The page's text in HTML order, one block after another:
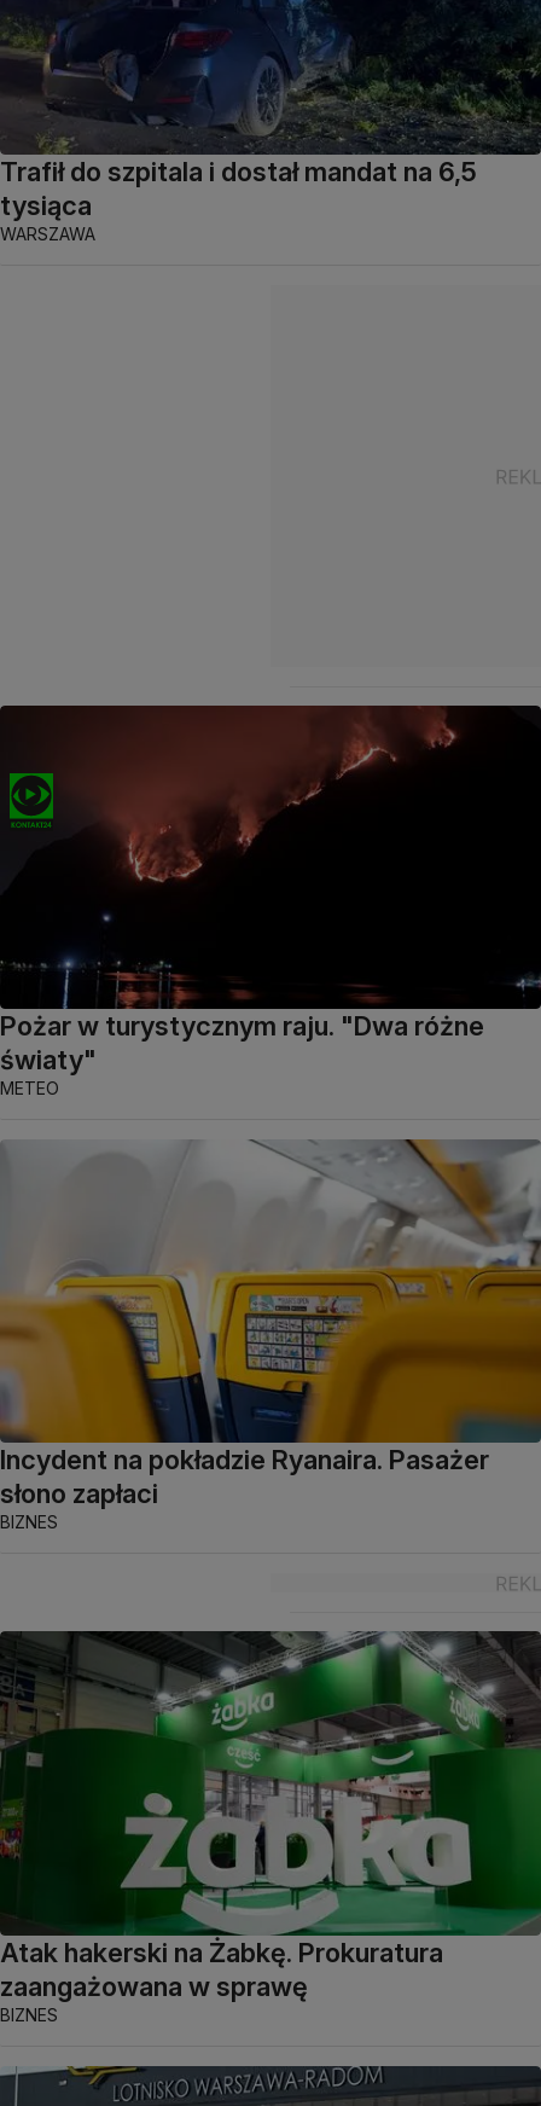
Trafił do szpitala i dostał mandat na 6,5
tysiąca
WARSZAWA
Pożar w turystycznym raju. "Dwa różne
światy"
METEO
Incydent na pokładzie Ryanaira. Pasażer
słono zapłaci
BIZNES
Atak hakerski na Żabkę. Prokuratura
zaangażowana w sprawę
BIZNES